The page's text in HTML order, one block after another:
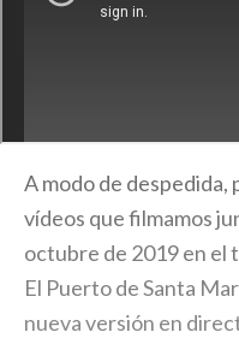
A modo de despedida,
vídeos que filmamos
octubre de 2019 en el
El Puerto de Santa
nueva versión en